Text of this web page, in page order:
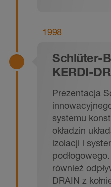
1998
Schlüter-
KERDI-
Prezentacja
systemu
okładzin
izolacji i
również
DRAIN z